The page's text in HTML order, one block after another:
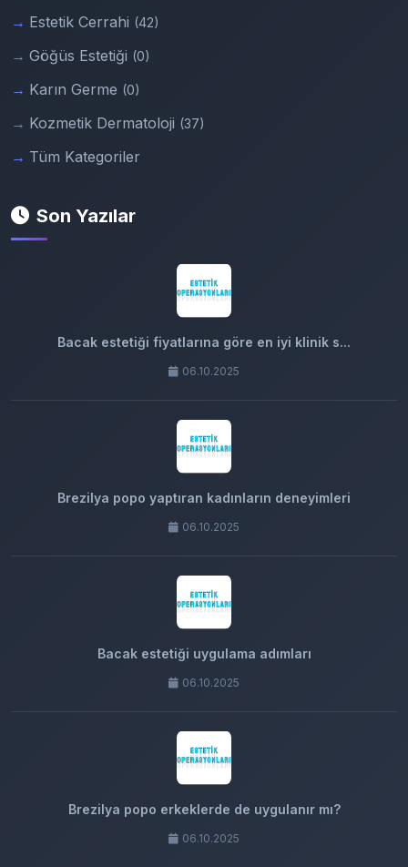
Estetik Cerrahi (42)
Göğüs Estetiği (0)
Karın Germe (0)
Kozmetik Dermatoloji (37)
Tüm Kategoriler
Son Yazılar
Bacak estetiği fiyatlarına göre en iyi klinik s...
06.10.2025
Brezilya popo yaptıran kadınların deneyimleri
06.10.2025
Bacak estetiği uygulama adımları
06.10.2025
Brezilya popo erkeklerde de uygulanır mı?
06.10.2025